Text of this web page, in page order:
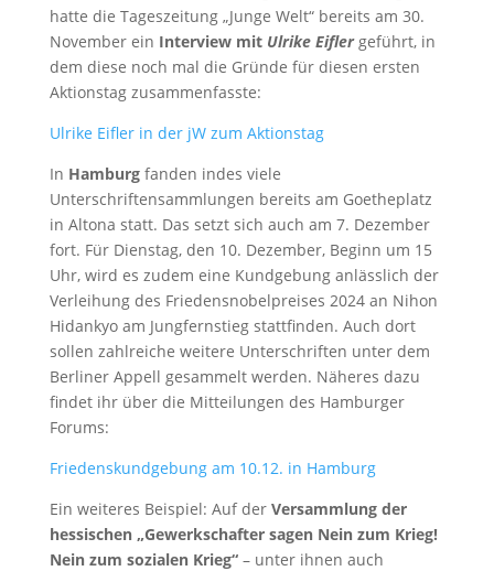
hatte die Tageszeitung „Junge Welt“ bereits am 30.
November ein Interview mit Ulrike Eiflergeführt, in
dem diese noch mal die Gründe für diesen ersten
Aktionstag zusammenfasste:
Ulrike Eifler in der jW zum Aktionstag
In Hamburgfanden indes viele
Unterschriftensammlungen bereits am Goetheplatz
in Altona statt. Das setzt sich auch am 7. Dezember
fort. Für Dienstag, den 10. Dezember, Beginn um 15
Uhr, wird es zudem eine Kundgebung anlässlich der
Verleihung des Friedensnobelpreises 2024 an Nihon
Hidankyo am Jungfernstieg stattfinden. Auch dort
sollen zahlreiche weitere Unterschriften unter dem
Berliner Appell gesammelt werden. Näheres dazu
findet ihr über die Mitteilungen des Hamburger
Forums:
Friedenskundgebung am 10.12. in Hamburg
Ein weiteres Beispiel: Auf der Versammlung der
hessischen „Gewerkschafter sagen Nein zum Krieg!
Nein zum sozialen Krieg“– unter ihnen auch